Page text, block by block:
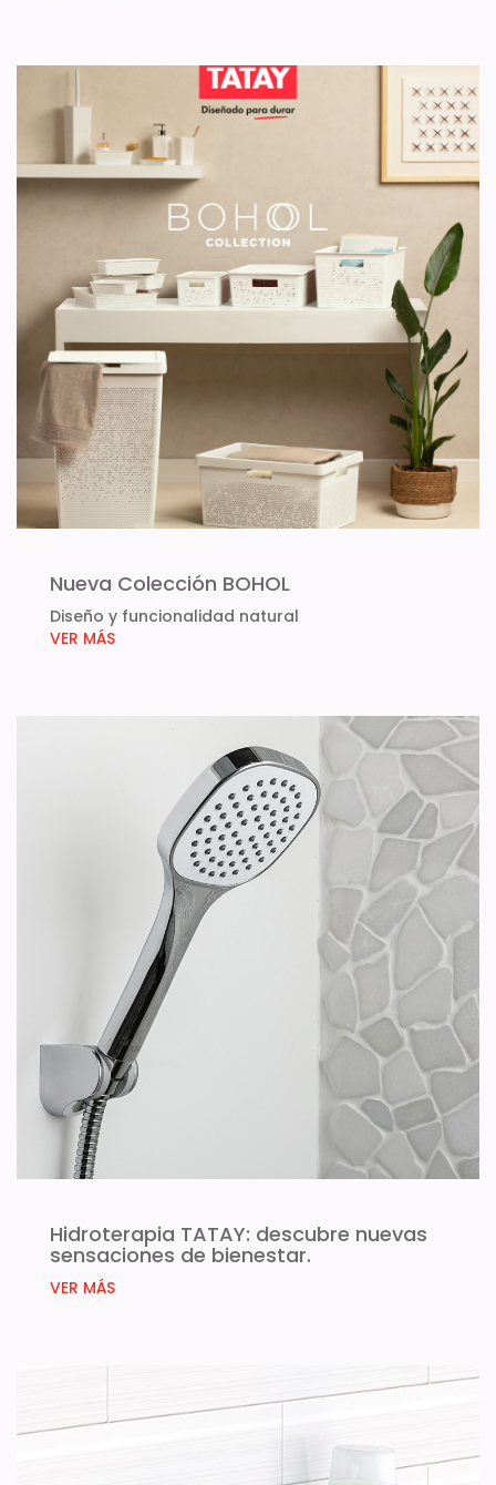
Nueva Colección BOHOL
Diseño y funcionalidad natural
VER MÁS
Hidroterapia TATAY: descubre nuevas
sensaciones de bienestar.
VER MÁS